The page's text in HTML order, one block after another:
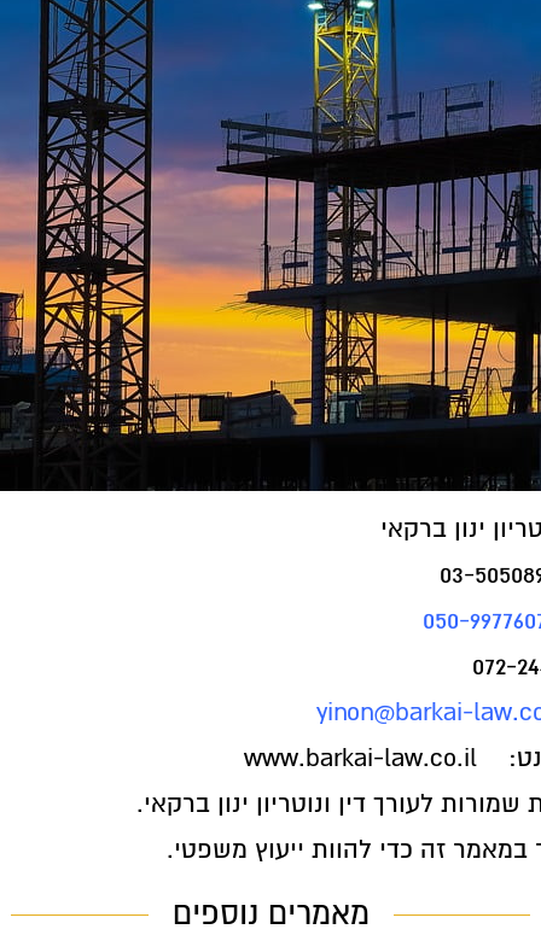
ינון ברקאי
03-
050-
yinon@barkai-
www.barkai-law.co.il
שמורות לעורך דין ונוטריון ינון ברקאי.
במאמר זה כדי להוות ייעוץ משפטי.
מאמרים נוספים